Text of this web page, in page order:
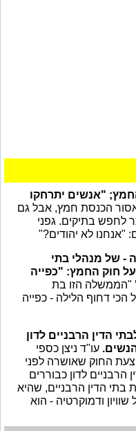
"אנשים יתרחקו
הכנסת חמץ, אבל גם
לחפש בתיקים. גפני
"אנחנו לא יהודים?"
- של מנהלי בתי
חוק החמץ: "כפייה
"הממשלה הזו בת
דחוף הלילה - כפייה
הדין הרבניים לדון
עו"ד ניצן כספי
החוק שאושרה לפני
לדון כבוררים
בתי הדין הרבניים, שהיא
ודמוקרטיה - הוא